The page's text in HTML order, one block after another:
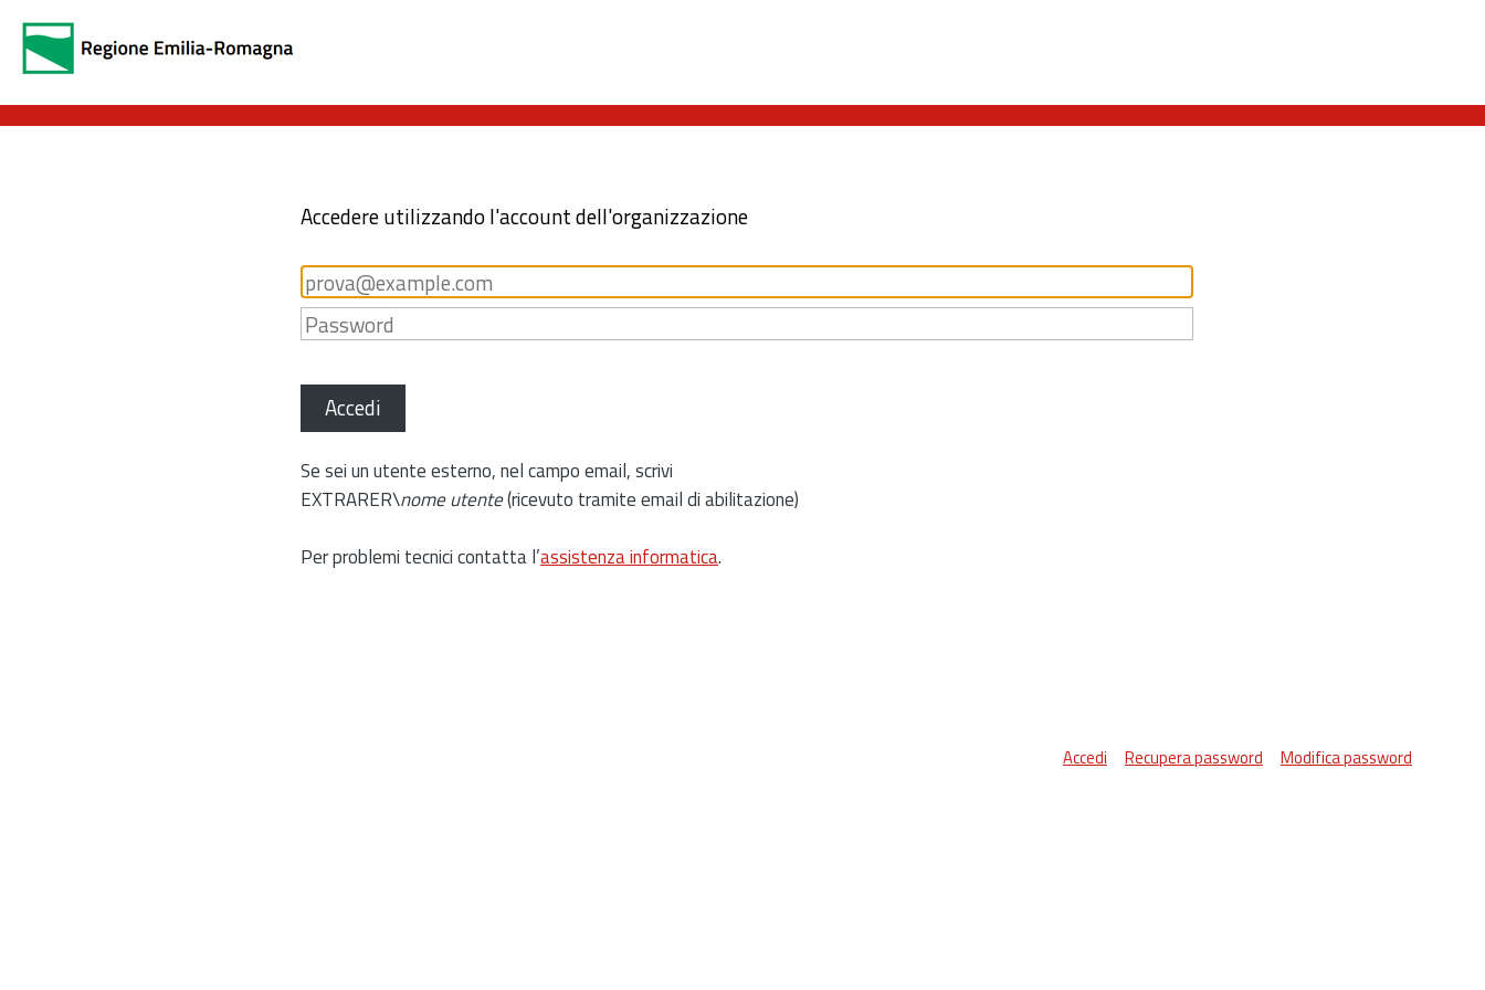
Accedere utilizzando l'account dell'organizzazione
Accedi
Se sei un utente esterno, nel campo email, scrivi
EXTRARER\nome utente(ricevuto tramite email di abilitazione)
Per problemi tecnici contatta l’assistenza informatica.
Accedi Recupera password Modifica password